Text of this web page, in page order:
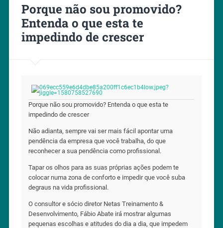
Porque não sou promovido?
Entenda o que esta te
impedindo de crescer
Porque não sou promovido? Entenda o que esta te
impedindo de crescer
Não adianta, sempre vai ser mais fácil apontar uma
pendência da empresa que você trabalha, do que
reconhecer a sua pendência como profissional. ⠀
Tapar os olhos para as suas próprias ações podem te
colocar numa zona de conforto e impedir que você suba
degraus na vida profissional.⠀ ⠀
O consultor e sócio diretor Netas Treinamento &
Desenvolvimento, Fábio Abate irá mostrar algumas
pequenas escolhas e atitudes do dia a dia, que impedem